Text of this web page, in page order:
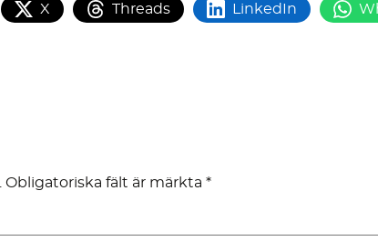
X Threads LinkedIn
Obligatoriska fält är märkta *